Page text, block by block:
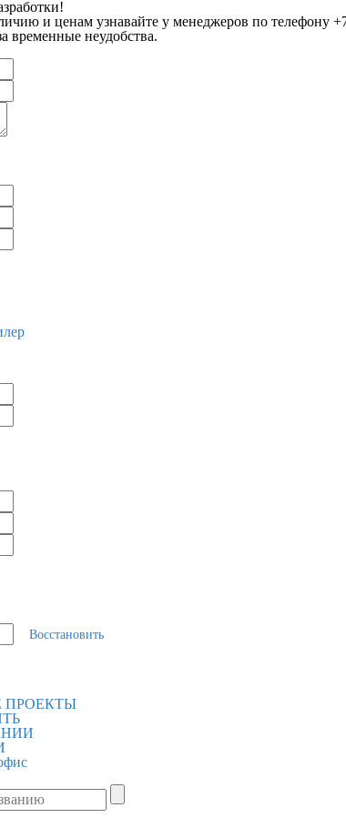
и ценам узнавайте у менеджеров по телефону
временные неудобства.
Восстановить
ПРОЕКТЫ